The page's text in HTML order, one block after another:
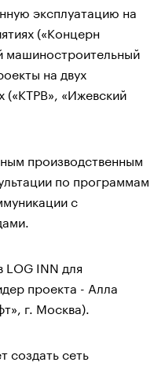
эксплуатацию на
(«Концерн
машиностроительный
на двух
(«КТРВ», «Ижевский
производственным
по программам
с
LOG INN для
проекта - Алла
г. Москва).
создать сеть